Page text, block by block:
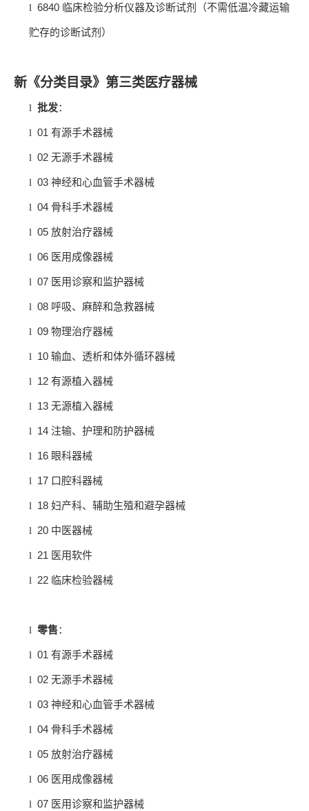
l 6840 临床检验分析仪器及诊断试剂（不需低温冷藏运输
贮存的诊断试剂）
新《分类目录》第三类医疗器械
l 批发：
l 01有源手术器械
l 02无源手术器械
l 03神经和心血管手术器械
l 04 骨科手术器械
l 05放射治疗器械
l 06 医用成像器械
l 07 医用诊察和监护器械
l 08 呼吸、麻醉和急救器械
l 09物理治疗器械
l 10输血、透析和体外循环器械
l 12有源植入器械
l 13无源植入器械
l 14注输、护理和防护器械
l 16 眼科器械
l 17 口腔科器械
l 18妇产科、辅助生殖和避孕器械
l 20 中医器械
l 21 医用软件
l 22 临床检验器械
l 零售：
l 01有源手术器械
l 02无源手术器械
l 03神经和心血管手术器械
l 04 骨科手术器械
l 05放射治疗器械
l 06 医用成像器械
l 07 医用诊察和监护器械